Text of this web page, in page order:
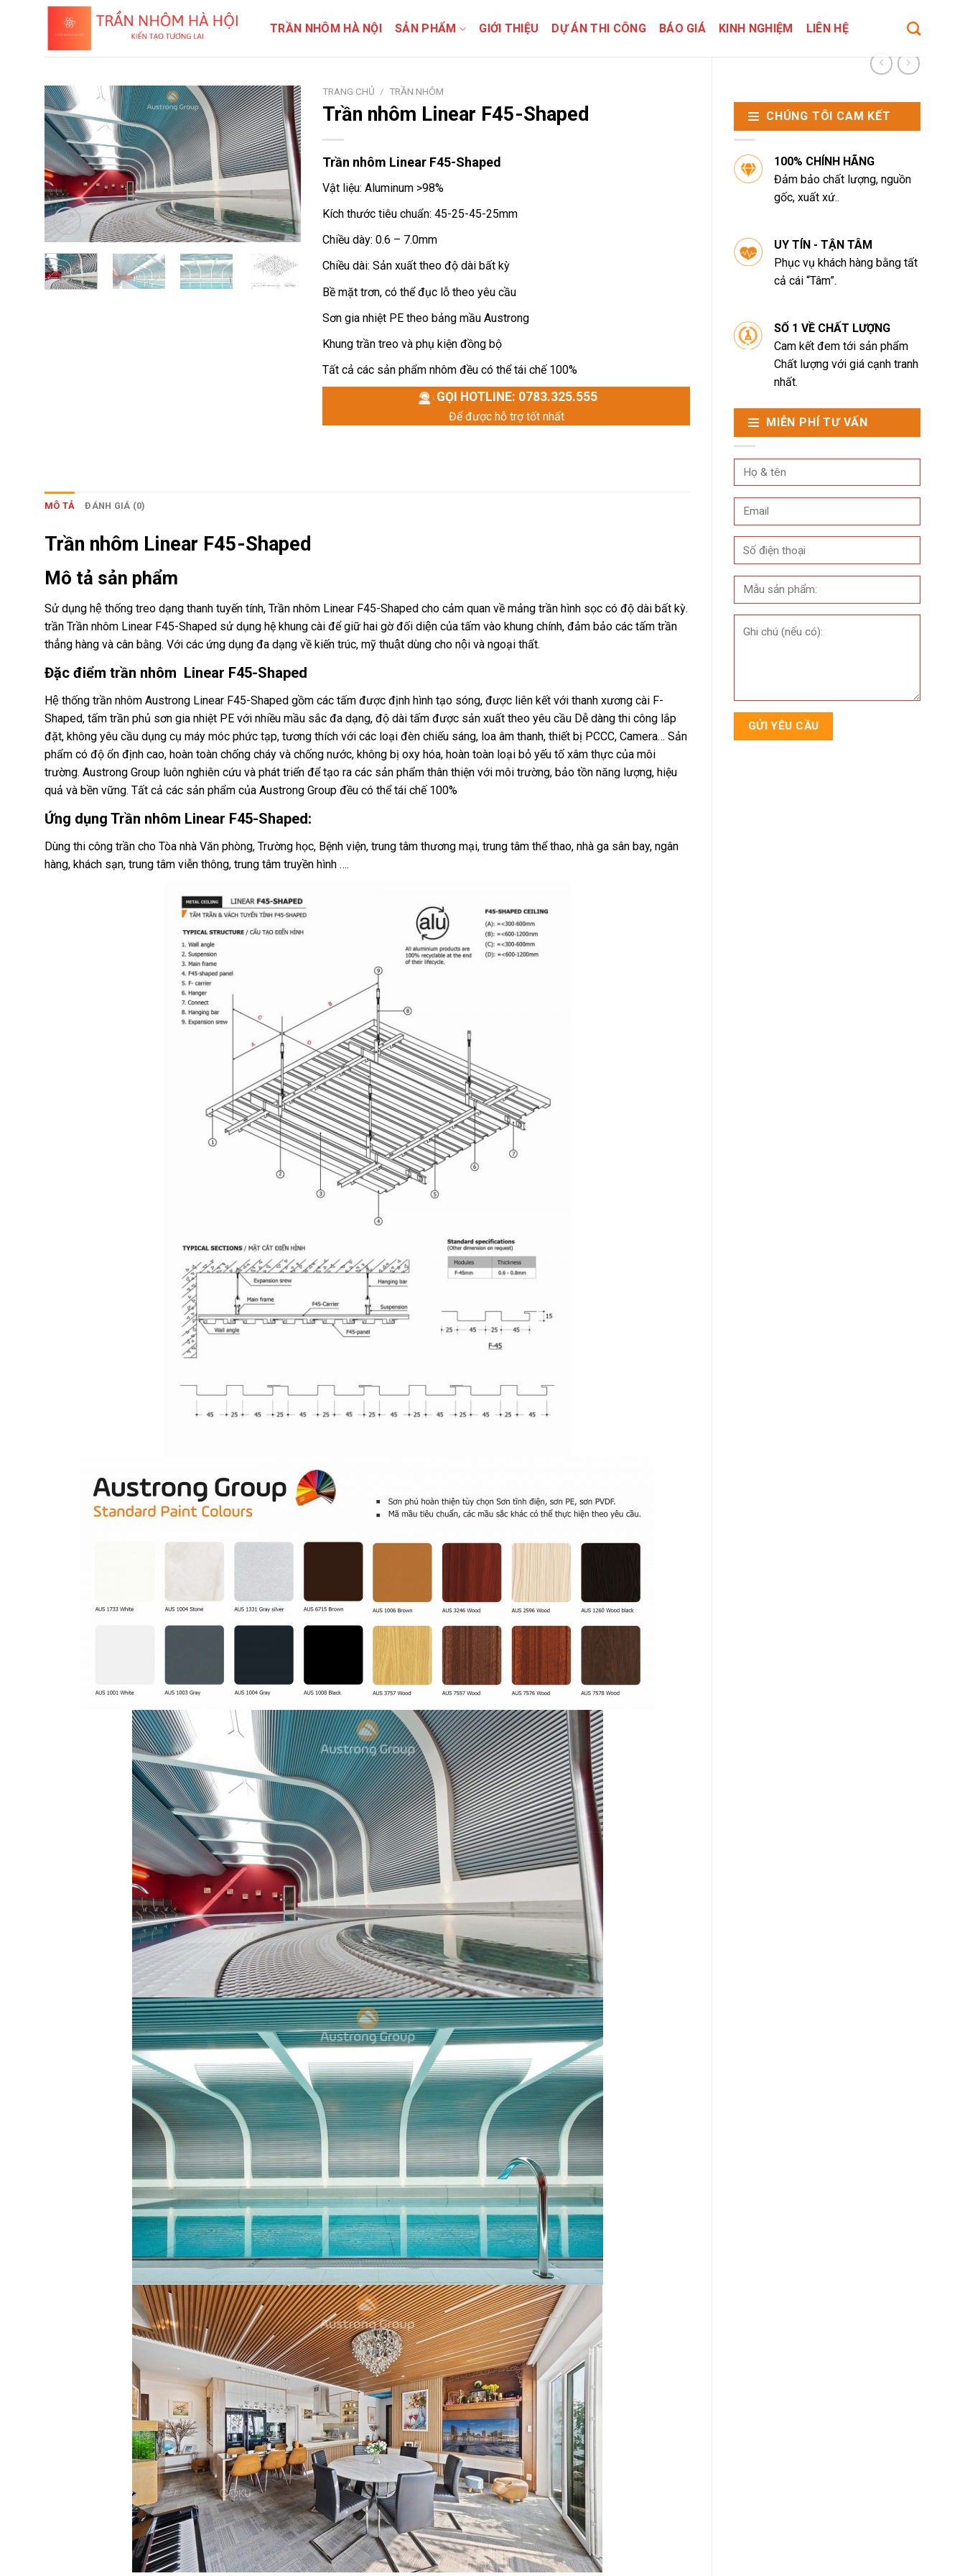
TRẦN NHÔM HÀ NỘI SẢN PHẨM GIỚI THIỆU DỰ ÁN THI CÔNG BÁO GIÁ KINH NGHIỆM LIÊN HỆ
CHÚNG TÔI CAM KẾT
100% CHÍNH HÃNG
Đảm bảo chất lượng, nguồn
gốc, xuất xứ..
UY TÍN - TẬN TÂM
Phục vụ khách hàng bằng tất
cả cái “Tâm”.
SỐ 1 VỀ CHẤT LƯỢNG
Cam kết đem tới sản phẩm
Chất lượng với giá cạnh tranh
nhất.
MIỄN PHÍ TƯ VẤN
TRANG CHỦ / TRẦN NHÔM
Trần nhôm Linear F45-Shaped
Trần nhôm Linear F45-Shaped
Vật liệu: Aluminum >98%
Kích thước tiêu chuẩn: 45-25-45-25mm
Chiều dày: 0.6 – 7.0mm
Chiều dài: Sản xuất theo độ dài bất kỳ
Bề mặt trơn, có thể đục lỗ theo yêu cầu
Sơn gia nhiệt PE theo bảng mầu Austrong
Khung trần treo và phụ kiện đồng bộ
Tất cả các sản phẩm nhôm đều có thể tái chế 100%
GỌI HOTLINE: 0783.325.555
Để được hỗ trợ tốt nhất
MÔ TẢ ĐÁNH GIÁ (0)
Trần nhôm Linear F45-Shaped
Mô tả sản phẩm
Sử dụng hệ thống treo dạng thanh tuyến tính, Trần nhôm Linear F45-Shaped cho cảm quan về mảng trần hình sọc có độ dài bất kỳ.
trần Trần nhôm Linear F45-Shaped sử dụng hệ khung cài để giữ hai gờ đối diện của tấm vào khung chính, đảm bảo các tấm trần
thẳng hàng và cân bằng. Với các ứng dụng đa dạng về kiến trúc, mỹ thuật dùng cho nội và ngoại thất.
Đặc điểm trần nhôm Linear F45-Shaped
Hệ thống trần nhôm Austrong Linear F45-Shaped gồm các tấm được định hình tạo sóng, được liên kết với thanh xương cài F-
Shaped, tấm trần phủ sơn gia nhiệt PE với nhiều mầu sắc đa dạng, độ dài tấm được sản xuất theo yêu cầu Dễ dàng thi công lắp
đặt, không yêu cầu dụng cụ máy móc phức tạp, tương thích với các loại đèn chiếu sáng, loa âm thanh, thiết bị PCCC, Camera… Sản
phẩm có độ ổn định cao, hoàn toàn chống cháy và chống nước, không bị oxy hóa, hoàn toàn loại bỏ yếu tố xâm thực của môi
trường. Austrong Group luôn nghiên cứu và phát triển để tạo ra các sản phẩm thân thiện với môi trường, bảo tồn năng lượng, hiệu
quả và bền vững. Tất cả các sản phẩm của Austrong Group đều có thể tái chế 100%
Ứng dụng Trần nhôm Linear F45-Shaped:
Dùng thi công trần cho Tòa nhà Văn phòng, Trường học, Bệnh viện, trung tâm thương mại, trung tâm thể thao, nhà ga sân bay, ngân
hàng, khách sạn, trung tâm viễn thông, trung tâm truyền hình ….